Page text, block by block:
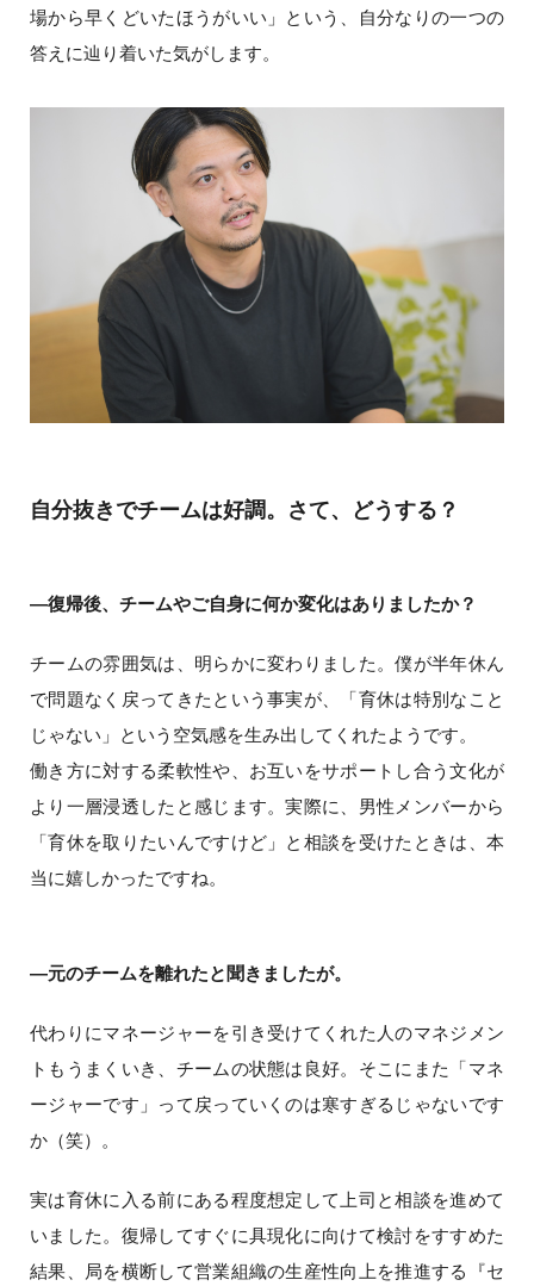
場から早くどいたほうがいい」という、自分なりの一つの
答えに辿り着いた気がします。
自分抜きでチームは好調。さて、どうする？
―復帰後、チームやご自身に何か変化はありましたか？
チームの雰囲気は、明らかに変わりました。僕が半年休ん
で問題なく戻ってきたという事実が、「育休は特別なこと
じゃない」という空気感を生み出してくれたようです。
働き方に対する柔軟性や、お互いをサポートし合う文化が
より一層浸透したと感じます。実際に、男性メンバーから
「育休を取りたいんですけど」と相談を受けたときは、本
当に嬉しかったですね。
―元のチームを離れたと聞きましたが。
代わりにマネージャーを引き受けてくれた人のマネジメン
トもうまくいき、チームの状態は良好。そこにまた「マネ
ージャーです」って戻っていくのは寒すぎるじゃないです
か（笑）。
実は育休に入る前にある程度想定して上司と相談を進めて
いました。復帰してすぐに具現化に向けて検討をすすめた
結果、局を横断して営業組織の生産性向上を推進する『セ